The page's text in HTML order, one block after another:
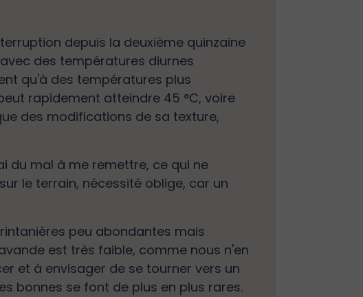
depuis la deuxième quinzaine
des températures diurnes
qu'à des températures plus
rapidement atteindre 45 °C, voire
des modifications de sa texture,
du mal à me remettre, ce qui ne
le terrain, nécessité oblige, car un
peu abondantes mais
est très faible, comme nous n'en
et à envisager de se tourner vers un
bonnes se font de plus en plus rares.